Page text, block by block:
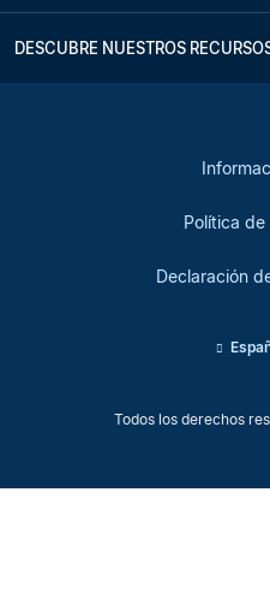
DESCUBRE NUESTROS
Todos los derechos
Política
Declaración